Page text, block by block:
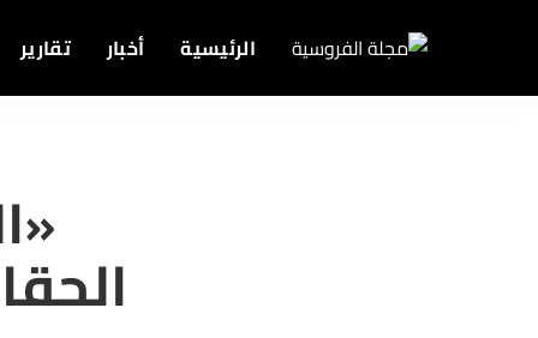
الرئيسية أخبار تقارير